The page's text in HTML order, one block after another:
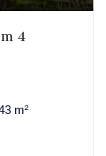
4
m²